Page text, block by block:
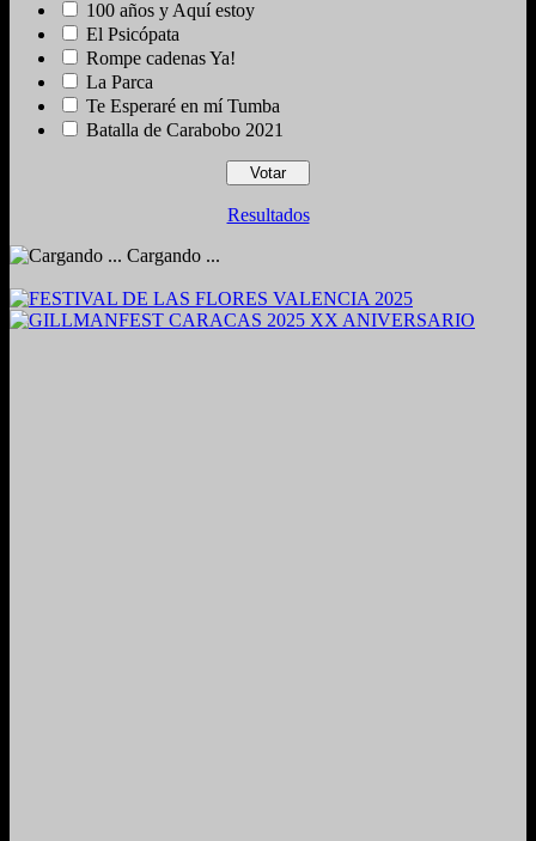
100 años y Aquí estoy
El Psicópata
Rompe cadenas Ya!
La Parca
Te Esperaré en mí Tumba
Batalla de Carabobo 2021
Resultados
Cargando ...